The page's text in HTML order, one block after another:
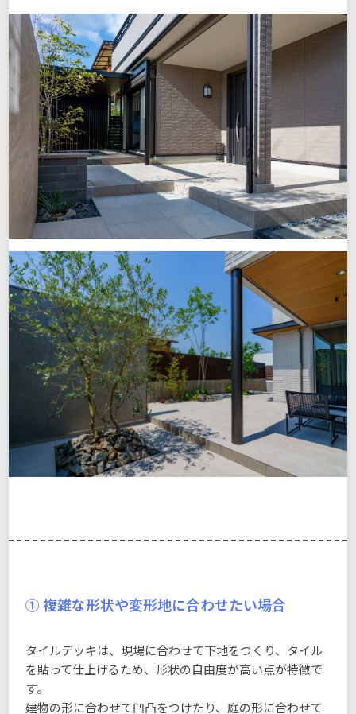
① 複雑な形状や変形地に合わせたい場合
タイルデッキは、現場に合わせて下地をつくり、タイル
を貼って仕上げるため、形状の自由度が高い点が特徴で
す。
建物の形に合わせて凹凸をつけたり、庭の形に合わせて